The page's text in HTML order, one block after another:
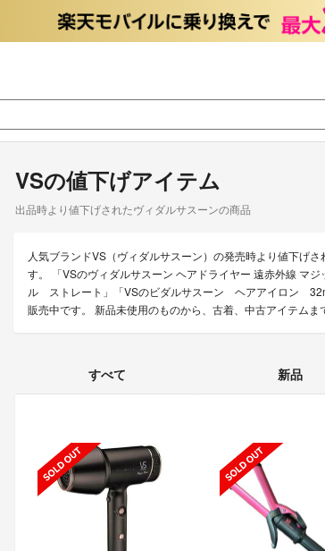
VSの値下げアイテム
出品時より値下げされたヴィダルサスーンの商品
人気ブランドVS（ヴィダルサスーン）の発売時より値下げ
す。 「VSのヴィダルサスーン ヘアドライヤー 遠赤外線
ル ストレート」「VSのビダルサスーン ヘアアイロン
販売中です。 新品未使用のものから、古着、中古アイテムま
すべて 新品